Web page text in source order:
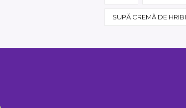
SUPĂ CREMĂ DE HRIBI